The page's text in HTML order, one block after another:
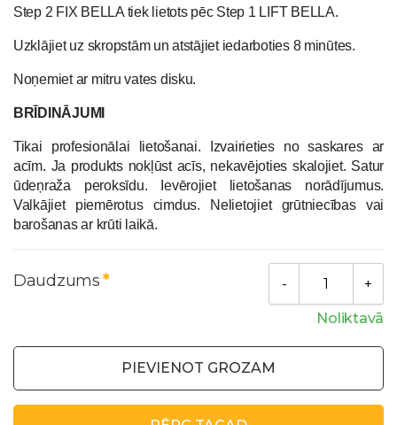
Step 2 FIX BELLA tiek lietots pēc Step 1 LIFT BELLA.
Uzklājiet uz skropstām un atstājiet iedarboties 8 minūtes.
Noņemiet ar mitru vates disku.
BRĪDINĀJUMI
Tikai profesionālai lietošanai. Izvairieties no saskares ar
acīm. Ja produkts nokļūst acīs, nekavējoties skalojiet. Satur
ūdeņraža peroksīdu. Ievērojiet lietošanas norādījumus.
Valkājiet piemērotus cimdus. Nelietojiet grūtniecības vai
barošanas ar krūti laikā.
Daudzums
Noliktavā
PIEVIENOT GROZAM